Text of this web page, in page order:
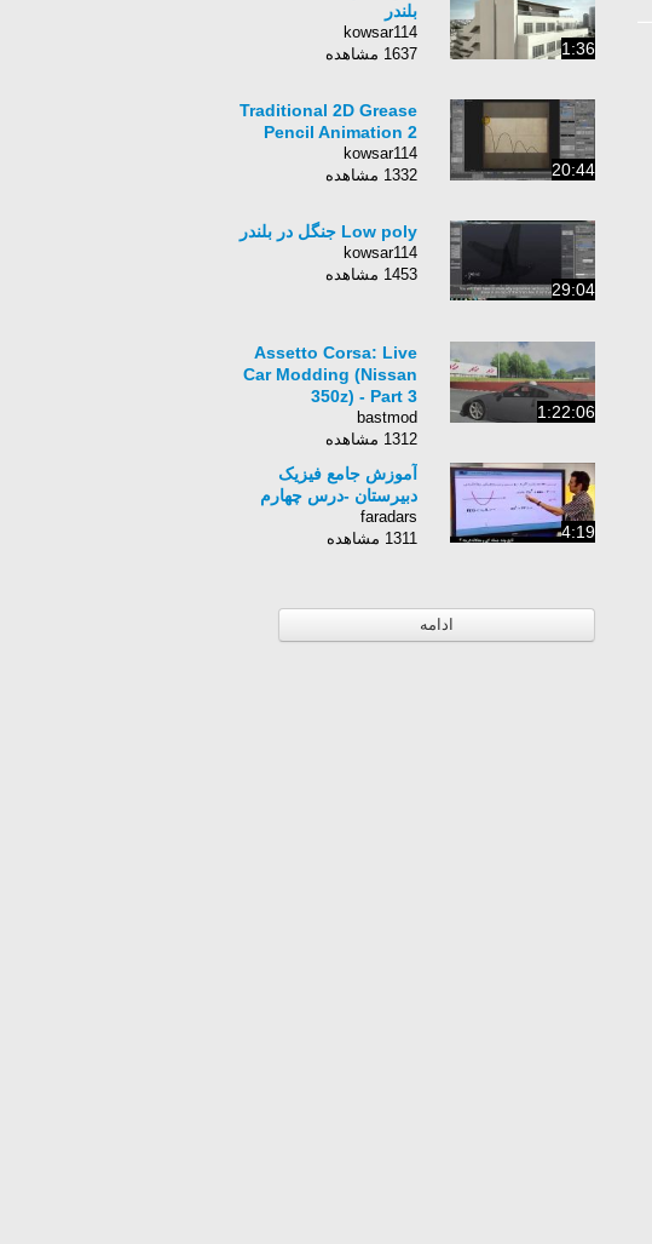
1:36
بلندر
kowsar114
1637 مشاهده
20:44
Traditional 2D Grease
Pencil Animation 2
kowsar114
1332 مشاهده
29:04
Low poly جنگل در بلندر
kowsar114
1453 مشاهده
1:22:06
Assetto Corsa: Live
Car Modding (Nissan
350z) - Part 3
bastmod
1312 مشاهده
4:19
آموزش جامع فیزیک
دبیرستان -درس چهارم
faradars
1311 مشاهده
ادامه